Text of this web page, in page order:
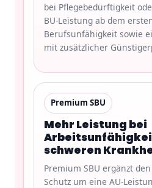
bei Pflegebedürftigkeit
BU-Leistung ab dem
Berufsunfähigkeit sowie
mit zusätzlicher
Premium SBU
Mehr Leistung bei
schweren
Premium SBU ergänzt
Schutz um eine AU-